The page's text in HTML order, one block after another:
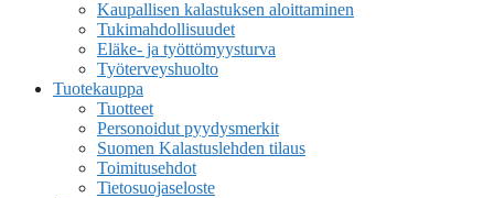
Kaupallisen kalastuksen aloittaminen
Tukimahdollisuudet
Eläke- ja työttömyysturva
Työterveyshuolto
Tuotekauppa
Tuotteet
Personoidut pyydysmerkit
Suomen Kalastuslehden tilaus
Toimitusehdot
Tietosuojaseloste